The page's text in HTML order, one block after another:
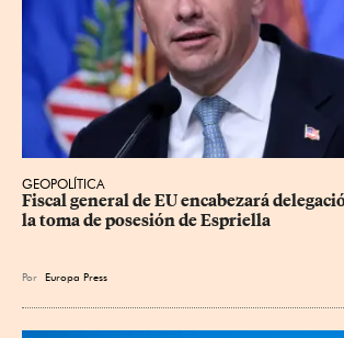
GEOPOLÍTICA
Fiscal general de EU encabezará
la toma de posesión de Espriella
Por Europa Press